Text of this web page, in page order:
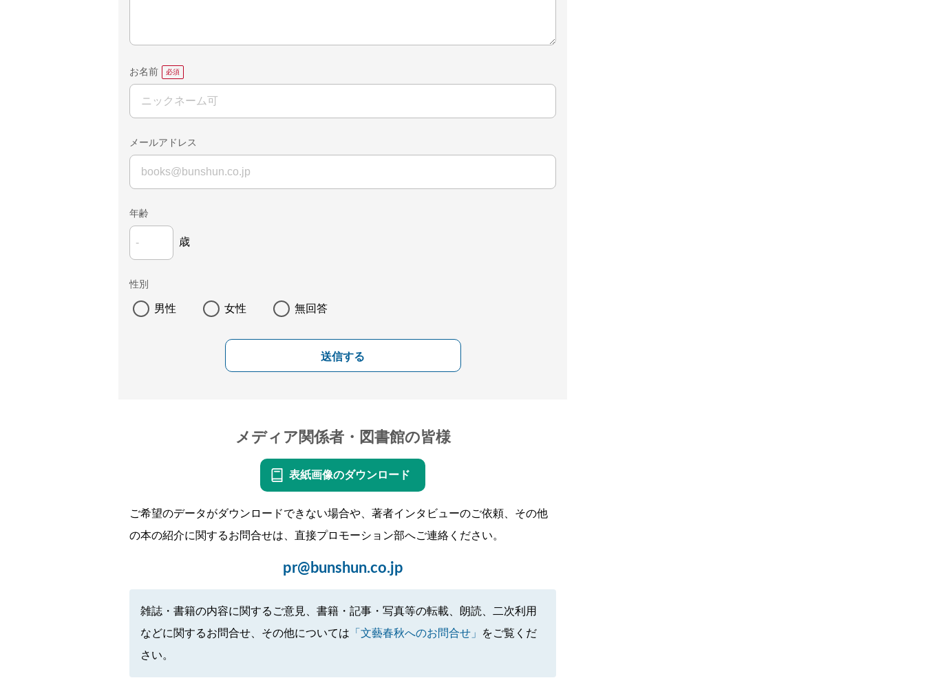
お名前
メールアドレス
年齢
歳
性別
男性 女性 無回答
送信する
メディア関係者・図書館の皆様
表紙画像のダウンロード
ご希望のデータがダウンロードできない場合や、著者インタビューのご依頼、その他
の本の紹介に関するお問合せは、直接プロモーション部へご連絡ください。
pr@bunshun.co.jp
雑誌・書籍の内容に関するご意見、書籍・記事・写真等の転載、朗読、二次利用
などに関するお問合せ、その他については 「文藝春秋へのお問合せ」
をご覧くだ
さい。